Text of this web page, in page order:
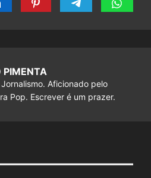
PIMENTA
Aficionado pelo
Pop. Escrever é um prazer.